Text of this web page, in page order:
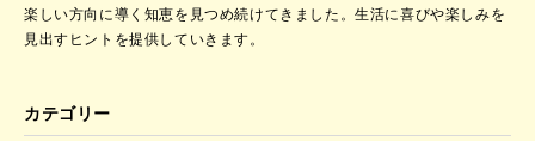
楽しい方向に導く知恵を見つめ続けてきました。生活に喜びや楽しみを
見出すヒントを提供していきます。
カテゴリー